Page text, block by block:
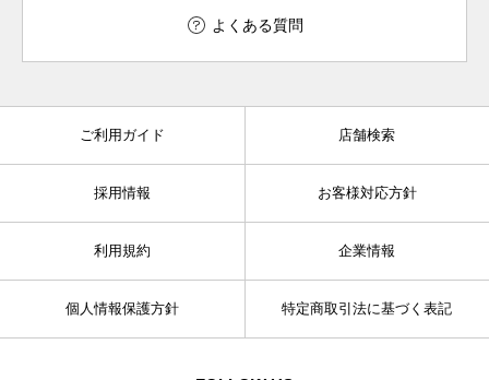
よくある質問
ご利用ガイド 店舗検索
採用情報 お客様対応方針
利用規約 企業情報
個人情報保護方針 特定商取引法に基づく表記